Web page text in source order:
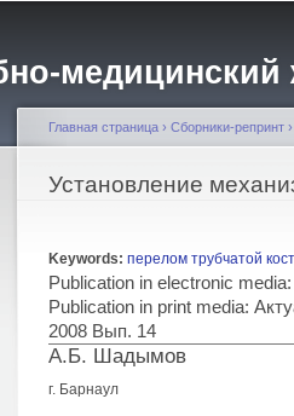
Вы здесь
Главная страница › Сборники-репринт ›
Установление
Keywords: перелом трубчатой
Publication in electronic
Publication in print media:
2008 Вып. 14
А.Б. Шадымов
г. Барнаул